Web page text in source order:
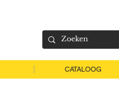
CATALOOG